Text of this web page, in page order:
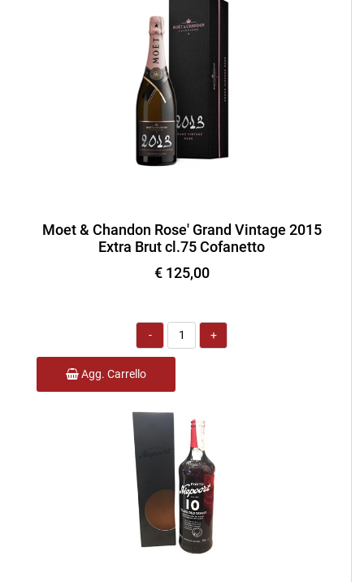
Moet & Chandon Rose' Grand Vintage 2015
Extra Brut cl.75 Cofanetto
€ 125,00
Quantità
Agg. Carrello